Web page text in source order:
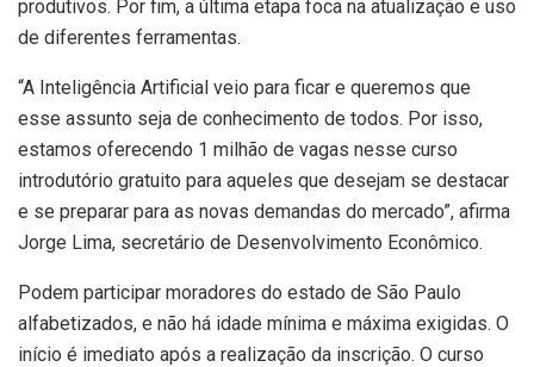
produtivos. Por fim, a última etapa foca na atualização e uso
de diferentes ferramentas.
“A Inteligência Artificial veio para ficar e queremos que
esse assunto seja de conhecimento de todos. Por isso,
estamos oferecendo 1 milhão de vagas nesse curso
introdutório gratuito para aqueles que desejam se destacar
e se preparar para as novas demandas do mercado”, afirma
Jorge Lima, secretário de Desenvolvimento Econômico.
Podem participar moradores do estado de São Paulo
alfabetizados, e não há idade mínima e máxima exigidas. O
início é imediato após a realização da inscrição. O curso